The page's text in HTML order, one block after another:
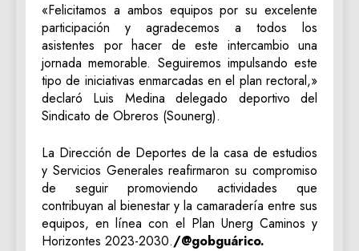
«Felicitamos a ambos equipos por su excelente
participación y agradecemos a todos los
asistentes por hacer de este intercambio una
jornada memorable. Seguiremos impulsando este
tipo de iniciativas enmarcadas en el plan rectoral,»
declaró Luis Medina delegado deportivo del
Sindicato de Obreros (Sounerg).
​La Dirección de Deportes de la casa de estudios
y Servicios Generales reafirmaron su compromiso
de seguir promoviendo actividades que
contribuyan al bienestar y la camaradería entre sus
equipos, en línea con el Plan Unerg Caminos y
Horizontes 2023-2030./@gobguárico.